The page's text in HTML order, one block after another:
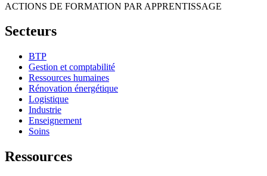
ACTIONS DE FORMATION PAR APPRENTISSAGE
Secteurs
BTP
Gestion et comptabilité
Ressources humaines
Rénovation énergétique
Logistique
Industrie
Enseignement
Soins
Ressources